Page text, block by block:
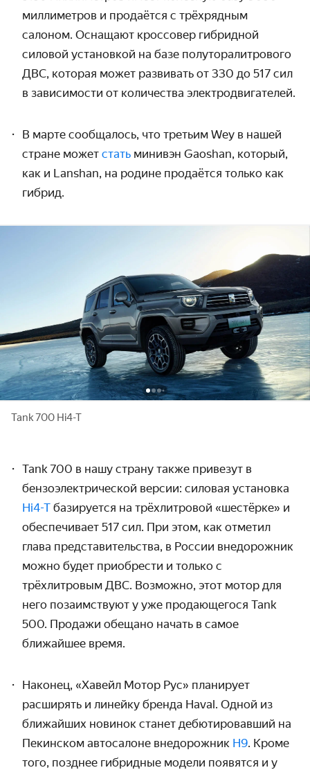
миллиметров и продаётся с трёхрядным
салоном. Оснащают кроссовер гибридной
силовой установкой на базе полуторалитрового
ДВС, которая может развивать от 330 до 517 сил
в зависимости от количества электродвигателей.
В марте сообщалось, что третьим Wey в нашей
стране может стать минивэн Gaoshan, который,
как и Lanshan, на родине продаётся только как
гибрид.
Tank 700 Hi4-T
Tank 700 в нашу страну также привезут в
бензоэлектрической версии: силовая установка
Hi4-T базируется на трёхлитровой «шестёрке» и
обеспечивает 517 сил. При этом, как отметил
глава представительства, в России внедорожник
можно будет приобрести и только с
трёхлитровым ДВС. Возможно, этот мотор для
него позаимствуют у уже продающегося Tank
500. Продажи обещано начать в самое
ближайшее время.
Наконец, «Хавейл Мотор Рус» планирует
расширять и линейку бренда Haval. Одной из
ближайших новинок станет дебютировавший на
Пекинском автосалоне внедорожник H9. Кроме
того, позднее гибридные модели появятся и у